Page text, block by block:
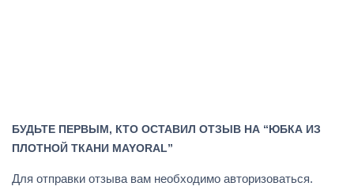
БУДЬТЕ ПЕРВЫМ, КТО ОСТАВИЛ ОТЗЫВ НА “ЮБКА ИЗ
ПЛОТНОЙ ТКАНИ MAYORAL”
Для отправки отзыва вам необходимо авторизоваться.